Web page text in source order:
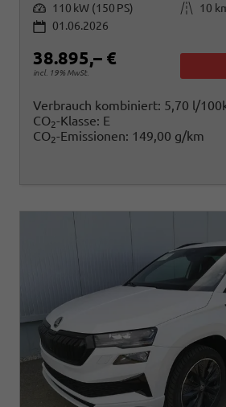
Leistung 110 kW (150 PS) Kilometerstand
10
01.06.2026
38.895,– €
incl. 19% MwSt.
Verbrauch kombiniert: 5,70 l/
CO2-Klasse: E
CO2-Emissionen: 149,00 g/km